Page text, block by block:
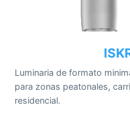
Luminaria de formato
para zonas peatonales,
residencial.